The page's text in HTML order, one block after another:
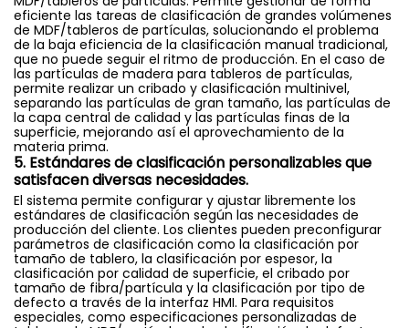
eficiente las tareas de clasificación de grandes volúmenes
de MDF/tableros de partículas, solucionando el problema
de la baja eficiencia de la clasificación manual tradicional,
que no puede seguir el ritmo de producción. En el caso de
las partículas de madera para tableros de partículas,
permite realizar un cribado y clasificación multinivel,
separando las partículas de gran tamaño, las partículas de
la capa central de calidad y las partículas finas de la
superficie, mejorando así el aprovechamiento de la
materia prima.
5. Estándares de clasificación personalizables que
satisfacen diversas necesidades.
El sistema permite configurar y ajustar libremente los
estándares de clasificación según las necesidades de
producción del cliente. Los clientes pueden preconfigurar
parámetros de clasificación como la clasificación por
tamaño de tablero, la clasificación por espesor, la
clasificación por calidad de superficie, el cribado por
tamaño de fibra/partícula y la clasificación por tipo de
defecto a través de la interfaz HMI. Para requisitos
especiales, como especificaciones personalizadas de